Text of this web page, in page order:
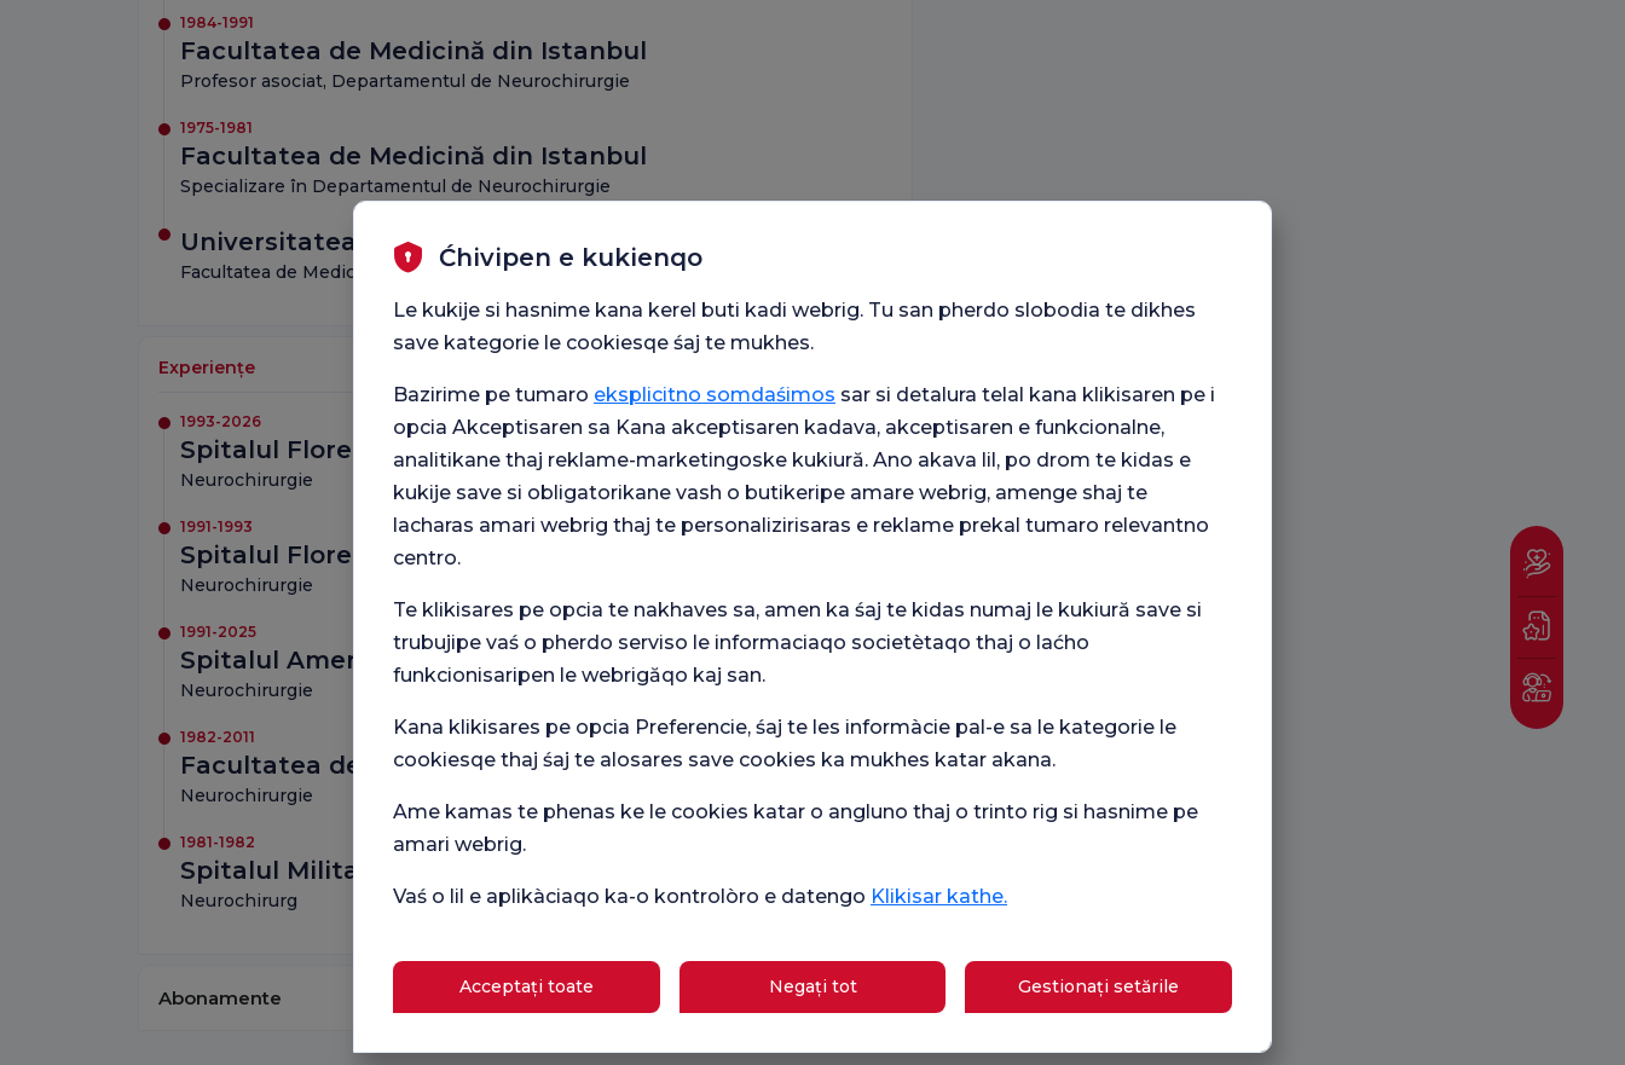
1984-1991
Facultatea de Medicină din Istanbul
Profesor asociat, Departamentul de Neurochirurgie
1975-1981
Facultatea de Medicină din Istanbul
Specializare în Departamentul de Neurochirurgie
Universitatea din Istanbul
Facultatea de Medicină
Experiențe
1993-2026
Spitalul Florence Nightingale Gayrettepe
Neurochirurgie
1991-1993
Spitalul Florence Nightingale din Istanbul
Neurochirurgie
1991-2025
Spitalul American VKV
Neurochirurgie
1982-2011
Facultatea de Medicină din Istanbul
Neurochirurgie
1981-1982
Spitalul Militar Isparta
Neurochirurg
Abonamente
Ćhivipen e kukienqo
Le kukije si hasnime kana kerel buti kadi webrig. Tu san pherdo slobodia te dikhes
save kategorie le cookiesqe śaj te mukhes.
Bazirime pe tumaro eksplicitno somdaśimos sar si detalura telal kana klikisaren pe i
opcia Akceptisaren sa Kana akceptisaren kadava, akceptisaren e funkcionalne,
analitikane thaj reklame-marketingoske kukiură. Ano akava lil, po drom te kidas e
kukije save si obligatorikane vash o butikeripe amare webrig, amenge shaj te
lacharas amari webrig thaj te personalizirisaras e reklame prekal tumaro relevantno
centro.
Te klikisares pe opcia te nakhaves sa, amen ka śaj te kidas numaj le kukiură save si
trubujipe vaś o pherdo serviso le informaciaqo societètaqo thaj o laćho
funkcionisaripen le webrigăqo kaj san.
Kana klikisares pe opcia Preferencie, śaj te les informàcie pal-e sa le kategorie le
cookiesqe thaj śaj te alosares save cookies ka mukhes katar akana.
Ame kamas te phenas ke le cookies katar o angluno thaj o trinto rig si hasnime pe
amari webrig.
Vaś o lil e aplikàciaqo ka-o kontrolòro e datengo Klikisar kathe.
Acceptați toate Negați tot Gestionați setările